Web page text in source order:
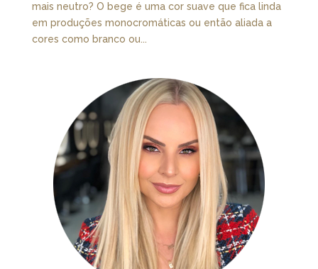
mais neutro? O bege é uma cor suave que fica linda
em produções monocromáticas ou então aliada a
cores como branco ou...